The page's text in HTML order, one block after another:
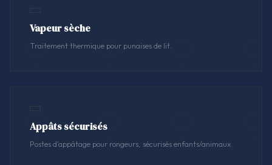
Vapeur sèche
Traitement thermique pour punaises de lit.
Appâts sécurisés
Postes d'appâtage pour rongeurs, sécurisés enfants/animaux.